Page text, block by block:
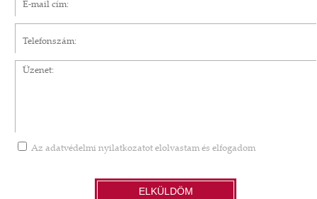
Üzenet
Az adatvédelmi nyilatkozatot elolvastam és elfogadom
ELKÜLDÖM